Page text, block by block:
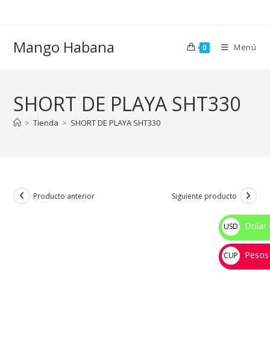
Mango Habana 0 Menú
SHORT DE PLAYA SHT330
> Tienda > SHORT DE PLAYA SHT330
Producto anterior Siguiente producto
USD
$
Dolar
CUP
💰
Pesos